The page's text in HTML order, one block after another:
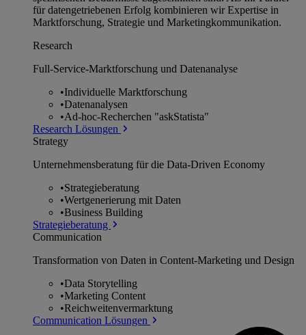
für datengetriebenen Erfolg kombinieren wir Expertise in
Marktforschung, Strategie und Marketingkommunikation.
Research
Full-Service-Marktforschung und Datenanalyse
•Individuelle Marktforschung
•Datenanalysen
•Ad-hoc-Recherchen "askStatista"
Research Lösungen
Strategy
Unternehmens­beratung für die Data-Driven Economy
•Strategieberatung
•Wertgenerierung mit Daten
•Business Building
Strategieberatung
Communication
Transformation von Daten in Content-Marketing und Design
•Data Storytelling
•Marketing Content
•Reichweitenvermarktung
Communication Lösungen